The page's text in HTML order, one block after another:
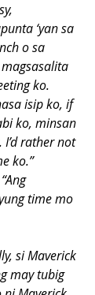
‘yan sa
o sa
ko.
isip ko, if
ko, minsan
I’d rather not
ko.”
“Ang
time mo
si Maverick
may tubig